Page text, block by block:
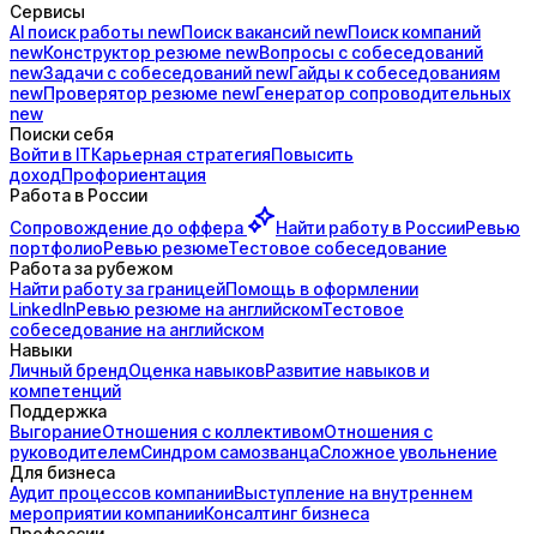
Сервисы
AI поискработы newПоисквакансий newПоисккомпаний
newКонструктор резюме newВопросы с собеседований
newЗадачи с собеседований newГайды ксобеседованиям
newПроверятор резюме newГенератор сопроводительных
new
Поиски себя
Войти в ITКарьерная стратегияПовысить
доходПрофориентация
Работа в России
Сопровождение до оффера Найти работу в РоссииРевью
портфолиоРевью резюмеТестовое собеседование
Работа за рубежом
Найти работу за границейПомощь в оформлении
LinkedInРевью резюме на английскомТестовое
собеседование на английском
Навыки
Личный брендОценка навыковРазвитие навыков и
компетенций
Поддержка
ВыгораниеОтношения с коллективомОтношения с
руководителемСиндром самозванцаСложное увольнение
Для бизнеса
Аудит процессов компанииВыступление на внутреннем
мероприятии компанииКонсалтинг бизнеса